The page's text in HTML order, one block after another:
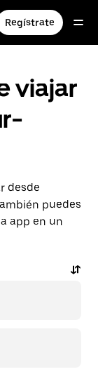
Regístrate
viajar
desde
puedes
app en un